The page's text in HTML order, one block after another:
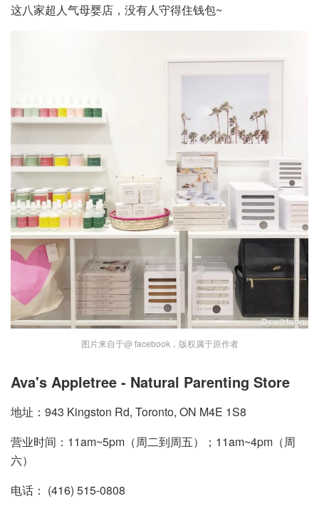
这八家超人气母婴店，没有人守得住钱包~
图片来自于@ facebook，版权属于原作者
Ava's Appletree - Natural Parenting Store
地址：943 Kingston Rd, Toronto, ON M4E 1S8
营业时间：11am~5pm（周二到周五）；11am~4pm（周
六）
电话： (416) 515-0808